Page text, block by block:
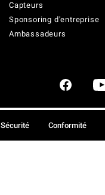
Capteurs
Sponsoring d'entreprise
Ambassadeurs
Sécurité Conformité